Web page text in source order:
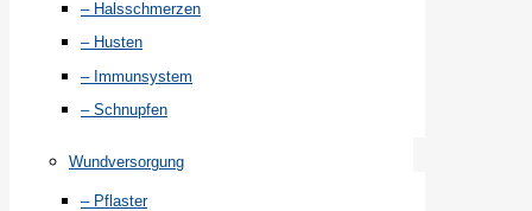
– Halsschmerzen
– Husten
– Immunsystem
– Schnupfen
Wundversorgung
– Pflaster